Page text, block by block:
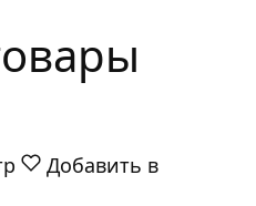
Добавить в